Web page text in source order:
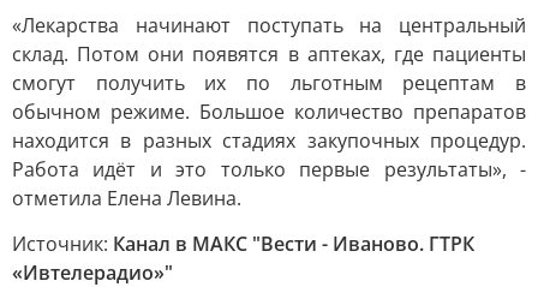
«Лекарства начинают поступать на центральный
склад. Потом они появятся в аптеках, где пациенты
смогут получить их по льготным рецептам в
обычном режиме. Большое количество препаратов
находится в разных стадиях закупочных процедур.
Работа идёт и это только первые результаты», -
отметила Елена Левина.
Источник: Канал в МАКС "Вести - Иваново. ГТРК
«Ивтелерадио»"